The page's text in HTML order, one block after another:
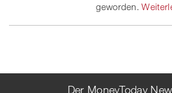
geworden.
Der MoneyToday